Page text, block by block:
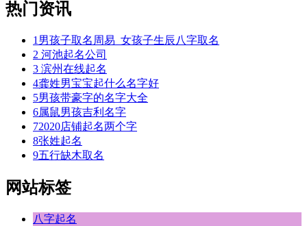
热门资讯
1 男孩子取名周易_女孩子生辰八字取名
2 河池起名公司
3 滨州在线起名
4龚姓男宝宝起什么名字好
5男孩带豪字的名字大全
6属鼠男孩吉利名字
72020店铺起名两个字
8张姓起名
9五行缺木取名
网站标签
八字起名